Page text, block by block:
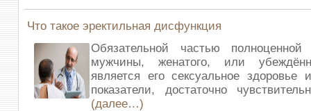
Что такое эректильная дисфункция
Обязательной частью
мужчины, женатого, или
является его сексуальное здоровье
показатели, достаточно
(далее…)